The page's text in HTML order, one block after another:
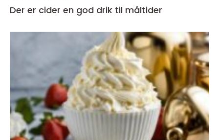
Der er cider en god drik til måltider